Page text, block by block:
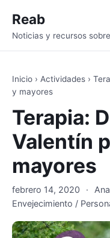
Reab
Noticias y recursos
Inicio › Actividades ›
y mayores
Terapia:
Valentín
mayores
febrero 14, 2020 ·
Envejecimiento /